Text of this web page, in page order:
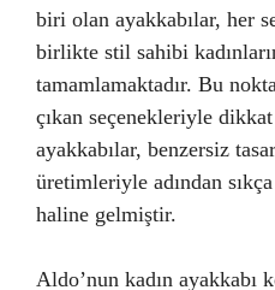
biri olan ayakkabılar, her
birlikte stil sahibi
tamamlamaktadır. Bu
çıkan seçenekleriyle
ayakkabılar, benzersiz
üretimleriyle adından
haline gelmiştir.
Aldo’nun kadın ayakkabı